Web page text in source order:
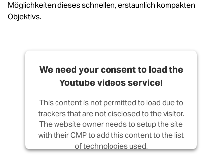
Möglichkeiten dieses schnellen, erstaunlich kompakten
Objektivs.
We need your consent to load the
Youtube videos service!
This content is not permitted to load due to
trackers that are not disclosed to the visitor.
The website owner needs to setup the site
with their CMP to add this content to the list
of technologies used.